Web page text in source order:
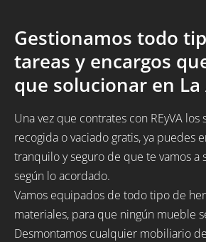
Gestionamos todo
tareas y encargos
que solucionar en La
Una vez que contrates con REyVA los
recogida o vaciado gratis, ya puedes
tranquilo y seguro de que te vamos a
según lo acordado.
Vamos equipados de todo tipo de
materiales, para que ningún mueble
Desmontamos cualquier mobiliario